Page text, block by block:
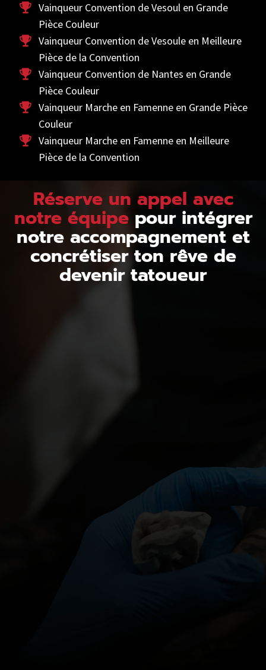
Vainqueur Convention de Vesoul en Grande
Pièce Couleur
Vainqueur Convention de Vesoule en Meilleure
Pièce de la Convention
Vainqueur Convention de Nantes en Grande
Pièce Couleur
Vainqueur Marche en Famenne en Grande Pièce
Couleur
Vainqueur Marche en Famenne en Meilleure
Pièce de la Convention
Réserve un appel avec
notre équipepour intégrer
notre accompagnement et
concrétiser ton rêve de
devenir tatoueur